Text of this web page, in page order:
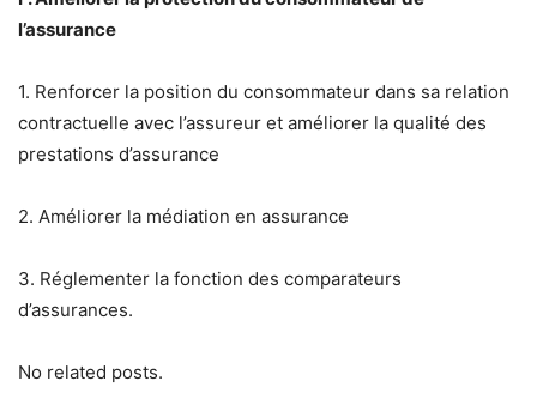
l’assurance
1. Renforcer la position du consommateur dans sa relation
contractuelle avec l’assureur et améliorer la qualité des
prestations d’assurance
2. Améliorer la médiation en assurance
3. Réglementer la fonction des comparateurs
d’assurances.
No related posts.